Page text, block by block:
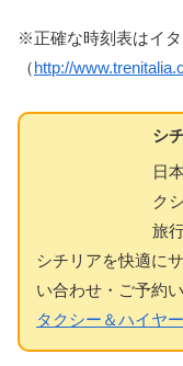
※正確な時刻表はイ
（ http://
シ
日
ク
旅
シチリアを快適に
い合わせ・ご予約
タクシー＆ハイヤ